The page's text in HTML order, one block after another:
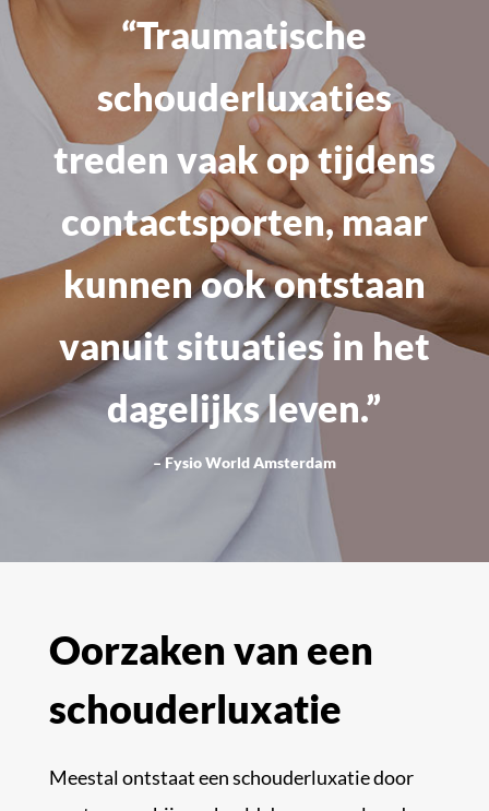
“Traumatische
schouderluxaties
treden vaak op tijdens
contactsporten, maar
kunnen ook ontstaan
vanuit situaties in het
dagelijks leven.”
– Fysio World Amsterdam
Oorzaken van een
schouderluxatie
Meestal ontstaat een schouderluxatie door